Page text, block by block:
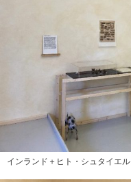
インランド＋ヒト・シュタイエル